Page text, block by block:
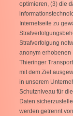
optimieren, (3) die
Internetseite zu
Strafverfolgung
anonym erhobenen
Thieringer
mit dem Ziel
in unserem
Schutzniveau für
Daten
werden getrennt